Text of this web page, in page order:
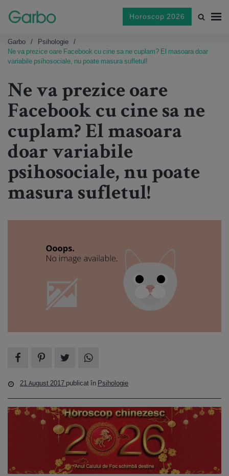
Horoscop 2026
Garbo
Psihologie
Ne va prezice oare Facebook cu cine sa ne cuplam? El masoara doar
variabile psihosociale, nu poate masura sufletul!
Ne va prezice oare
Facebook cu cine sa ne
cuplam? El masoara
doar variabile
psihosociale, nu poate
masura sufletul!
21 August 2017 publicat în Psihologie